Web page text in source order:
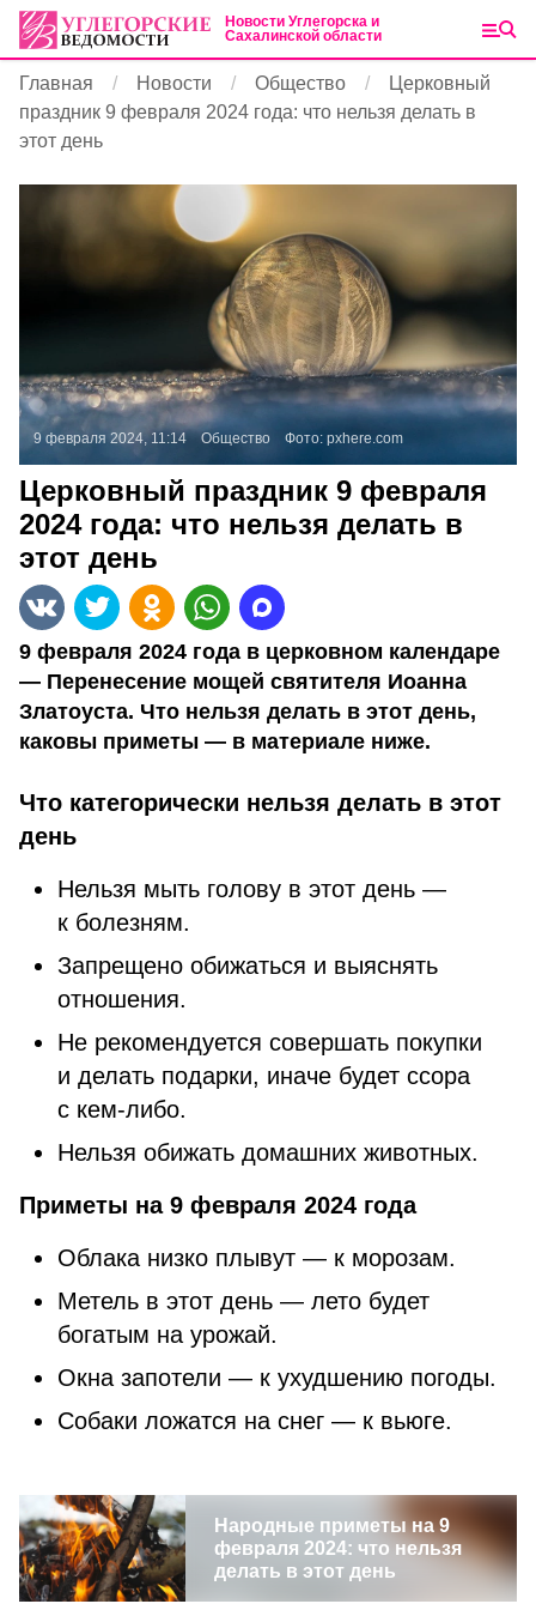
Новости Углегорска и
Сахалинской области
Главная Новости Общество
Церковный
праздник 9 февраля 2024 года: что нельзя делать в
этот день
9 февраля 2024, 11:14 Общество Фото: pxhere.com
Церковный праздник 9 февраля
2024 года: что нельзя делать в
этот день
9 февраля 2024 года в церковном календаре
— Перенесение мощей святителя Иоанна
Златоуста. Что нельзя делать в этот день,
каковы приметы — в материале ниже.
Что категорически нельзя делать в этот
день
Нельзя мыть голову в этот день —
к болезням.
Запрещено обижаться и выяснять
отношения.
Не рекомендуется совершать покупки
и делать подарки, иначе будет ссора
с кем-либо.
Нельзя обижать домашних животных.
Приметы на 9 февраля 2024 года
Облака низко плывут — к морозам.
Метель в этот день — лето будет
богатым на урожай.
Окна запотели — к ухудшению погоды.
Собаки ложатся на снег — к вьюге.
Народные приметы на 9
февраля 2024: что нельзя
делать в этот день